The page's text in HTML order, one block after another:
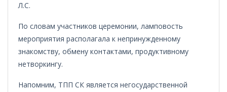
Л.С.
По словам участников церемонии, ламповость
мероприятия располагала к непринужденному
знакомству, обмену контактами, продуктивному
нетворкингу.
Напомним, ТПП СК является негосударственной